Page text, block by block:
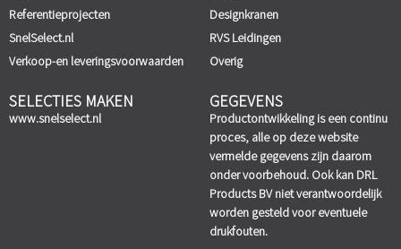
Referentieprojecten
SnelSelect.nl
Verkoop-en leveringsvoorwaarden
Designkranen
RVS Leidingen
Overig
SELECTIES MAKEN
www.snelselect.nl
GEGEVENS
Productontwikkeling is een continu
proces, alle op deze website
vermelde gegevens zijn daarom
onder voorbehoud. Ook kan DRL
Products BV niet verantwoordelijk
worden gesteld voor eventuele
drukfouten.